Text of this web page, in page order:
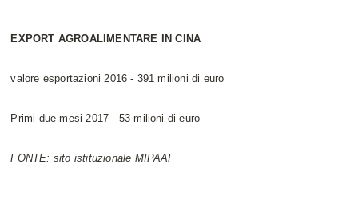
EXPORT AGROALIMENTARE IN CINA
valore esportazioni 2016 - 391 milioni di euro
Primi due mesi 2017 - 53 milioni di euro
FONTE: sito istituzionale MIPAAF